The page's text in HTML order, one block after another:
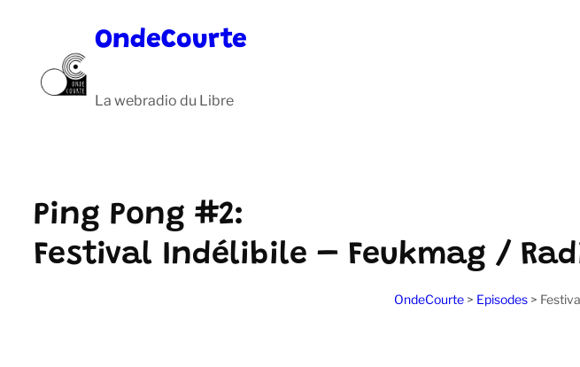
OndeCourte
La webradio du Libre
Ping Pong #2:
Festival Indélibile – Feukmag /
OndeCourte> Episodes>